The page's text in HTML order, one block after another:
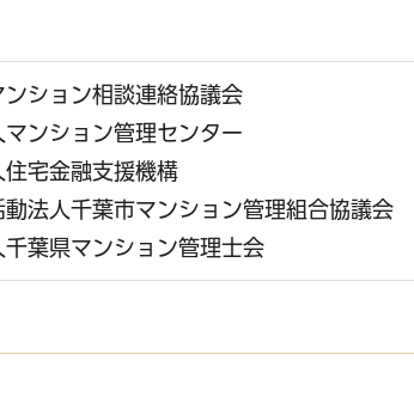
ション相談連絡協議会
ンション管理センター
宅金融支援機構
法人千葉市マンション管理組合協議会
葉県マンション管理士会